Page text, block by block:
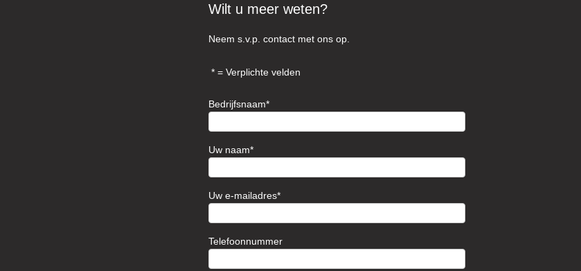
Wilt u meer weten?
Neem s.v.p. contact met ons op.
= Verplichte velden
Bedrijfsnaam
Uw naam
Uw e-mailadres
Telefoonnummer